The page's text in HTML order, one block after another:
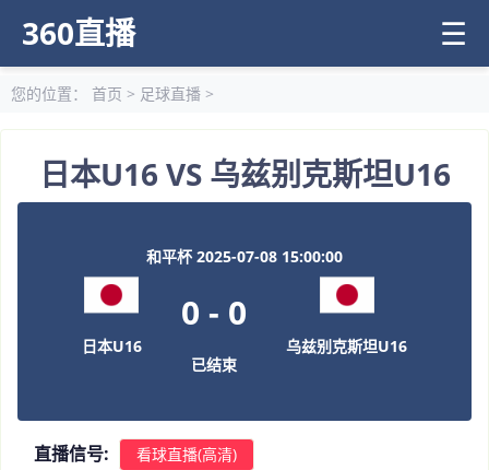
360直播 ☰
您的位置： 首页 > 足球直播 >
日本U16 VS 乌兹别克斯坦U16
和平杯 2025-07-08 15:00:00
日本U16
0 - 0
已结束
乌兹别克斯坦U16
直播信号:
看球直播(高清)